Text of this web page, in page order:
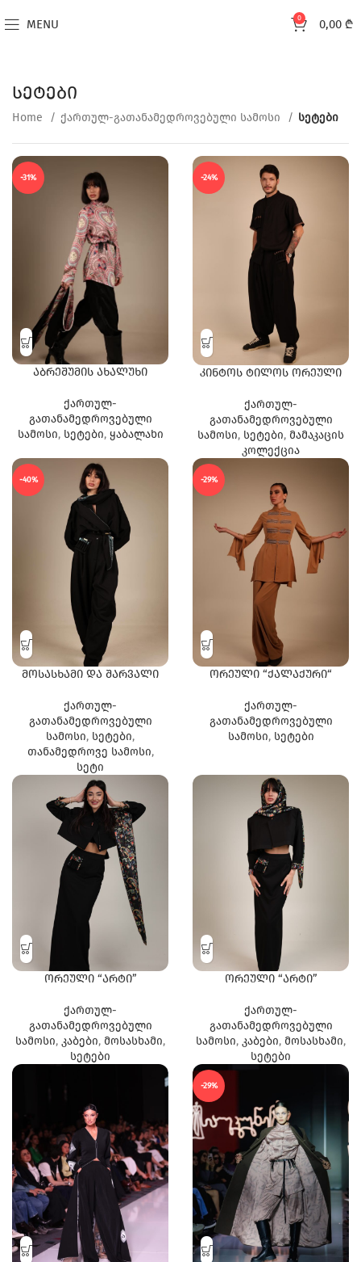
MENU 0 0,00 ₾
Indoor Furniture
სეტები
Home ქართულ-გათანამედროვებული სამოსი სეტები
-31%
აბრეშუმის ახალუხი
ქართულ-
გათანამედროვებული
სამოსი, სეტები, ყაბალახი
-24%
კინტოს ტილოს ორეული
ქართულ-
გათანამედროვებული
სამოსი, სეტები, მამაკაცის
კოლექცია
-40%
მოსასხამი და შარვალი
ქართულ-
გათანამედროვებული
სამოსი, სეტები,
თანამედროვე სამოსი,
სეტი
-29%
ორეული “ქალაქური“
ქართულ-
გათანამედროვებული
სამოსი, სეტები
ორეული “არტი”
ქართულ-
გათანამედროვებული
სამოსი, კაბები, მოსასხამი,
სეტები
ორეული “არტი”
ქართულ-
გათანამედროვებული
სამოსი, კაბები, მოსასხამი,
სეტები
-29%